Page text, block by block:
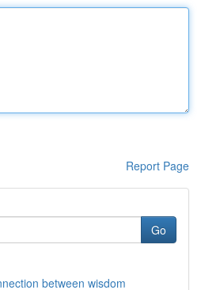
Report Page
Go
between wisdom